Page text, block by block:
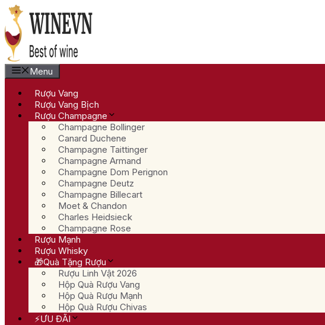
Chuyển
đến
nội
dung
Menu
Rượu Vang
Rượu Vang Bịch
Rượu Champagne
Champagne Bollinger
Canard Duchene
Champagne Taittinger
Champagne Armand
Champagne Dom Perignon
Champagne Deutz
Champagne Billecart
Moet & Chandon
Charles Heidsieck
Champagne Rose
Rượu Mạnh
Rượu Whisky
🎁Quà Tặng Rượu
Rượu Linh Vật 2026
Hộp Quà Rượu Vang
Hộp Quà Rượu Mạnh
Hộp Quà Rượu Chivas
⚡ƯU ĐÃI